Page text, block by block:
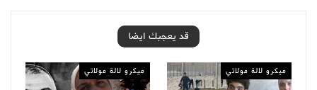
قد يعجبك ايضا
ميكرو لالة مولاتي ميكرو لالة مولاتي